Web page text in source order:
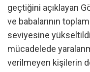
geçtiğini açıklayan
ve babalarının
seviyesine
mücadelede
verilmeyen kişilerin